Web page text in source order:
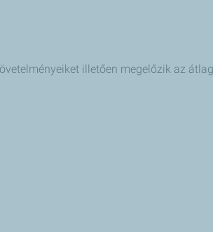
illetően megelőzik az